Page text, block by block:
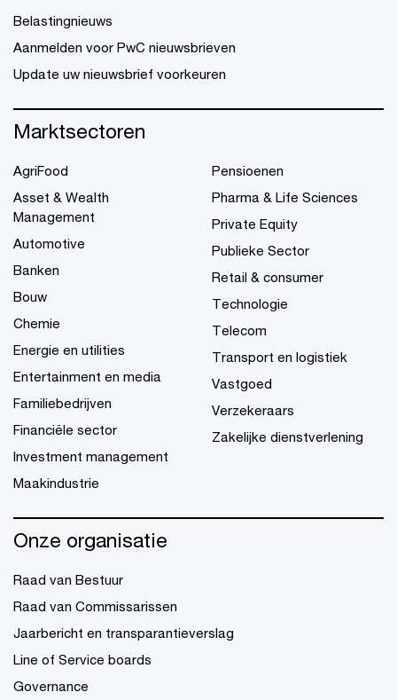
Belastingnieuws
Aanmelden voor PwC nieuwsbrieven
Update uw nieuwsbrief voorkeuren
Marktsectoren
AgriFood
Asset & Wealth
Management
Automotive
Banken
Bouw
Chemie
Energie en utilities
Entertainment en media
Familiebedrijven
Financiële sector
Investment management
Maakindustrie
Pensioenen
Pharma & Life Sciences
Private Equity
Publieke Sector
Retail & consumer
Technologie
Telecom
Transport en logistiek
Vastgoed
Verzekeraars
Zakelijke dienstverlening
Onze organisatie
Raad van Bestuur
Raad van Commissarissen
Jaarbericht en transparantieverslag
Line of Service boards
Governance